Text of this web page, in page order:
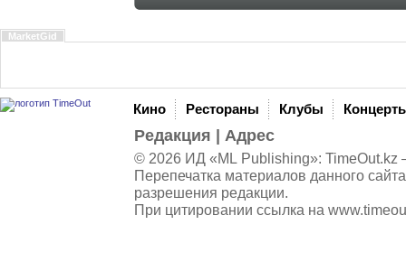
MarketGid
Кино Рестораны Клубы
Редакция Адрес
© 2026 ИД «ML Publishing»: TimeOut.kz
Перепечатка материалов данного
разрешения редакции.
При цитировании ссылка на